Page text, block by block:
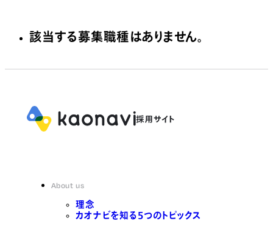
該当する募集職種はありません。
About us
理念
カオナビを知る5つのトピックス